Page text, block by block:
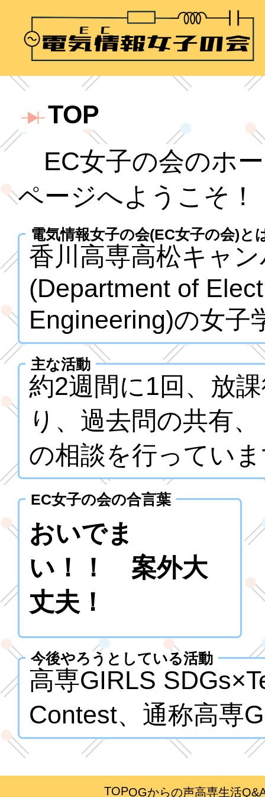
TOP
EC女子の会のホ
ページへようこそ！
電気情報女子の会(EC女子の会)と
香川高専高松キャ
(Department of
Engineering)の女子
主な活動
約2週間に1回、放
り、過去問の共有
の相談を行ってい
EC女子の会の合言葉
おいでま
い！！ 案外大
丈夫！
今後やろうとしている活動
高専GIRLS
Contest、通称高専
TOPOGからの声高専生活